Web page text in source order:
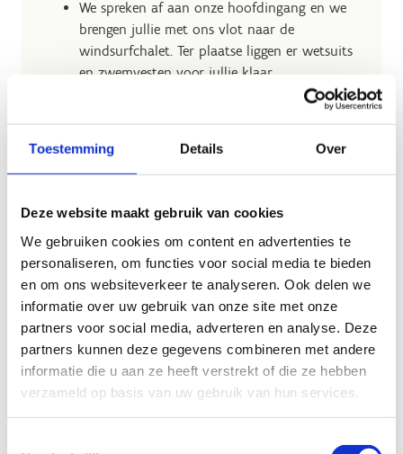
Toestemming Details Over
Deze website maakt gebruik van cookies
We gebruiken cookies om content en advertenties te
personaliseren, om functies voor social media te bieden
en om ons websiteverkeer te analyseren. Ook delen we
informatie over uw gebruik van onze site met onze
partners voor social media, adverteren en analyse. Deze
partners kunnen deze gegevens combineren met andere
informatie die u aan ze heeft verstrekt of die ze hebben
verzameld op basis van uw gebruik van hun services.
We spreken af aan onze hoofdingang en we
brengen jullie met ons vlot naar de
windsurfchalet. Ter plaatse liggen er wetsuits
en zwemvesten voor jullie klaar.
Waterschoenen of schoenen die nat
Zwemkleding voor onder de wetsuit
Handdoek
verjaardagsfeestje te boeken.
Druk onzeleuke uitnodiging voor jouw
feestvierdersaf.